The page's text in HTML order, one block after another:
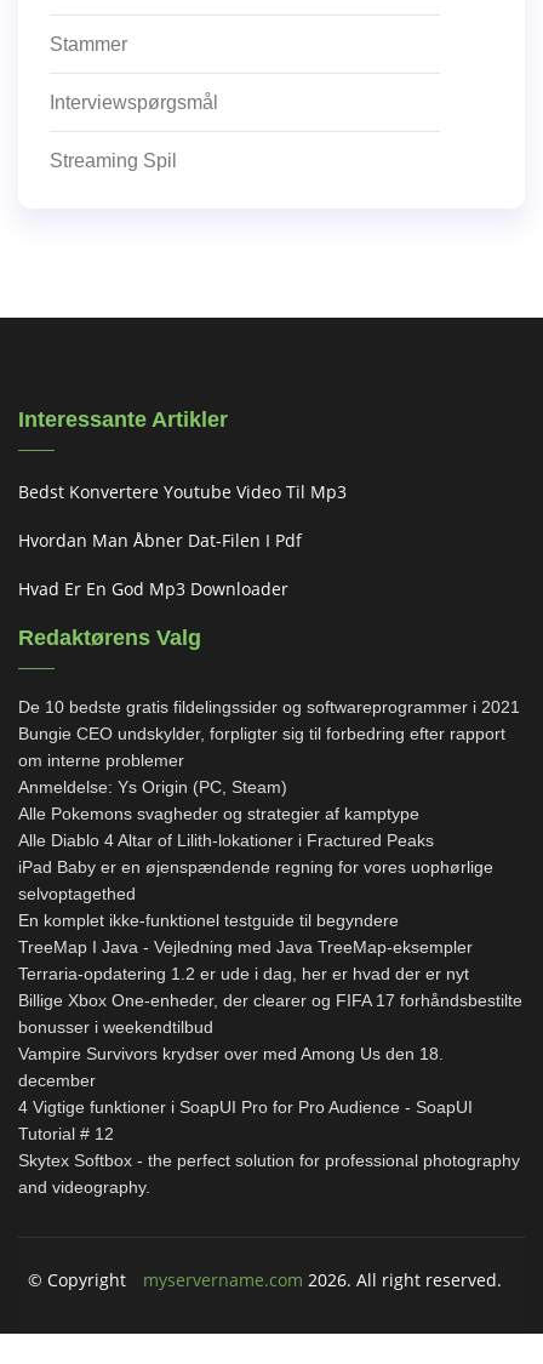
Stammer
Interviewspørgsmål
Streaming Spil
Interessante Artikler
Bedst Konvertere Youtube Video Til Mp3
Hvordan Man Åbner Dat-Filen I Pdf
Hvad Er En God Mp3 Downloader
Redaktørens Valg
De 10 bedste gratis fildelingssider og softwareprogrammer i 2021
Bungie CEO undskylder, forpligter sig til forbedring efter rapport
om interne problemer
Anmeldelse: Ys Origin (PC, Steam)
Alle Pokemons svagheder og strategier af kamptype
Alle Diablo 4 Altar of Lilith-lokationer i Fractured Peaks
iPad Baby er en øjenspændende regning for vores uophørlige
selvoptagethed
En komplet ikke-funktionel testguide til begyndere
TreeMap I Java - Vejledning med Java TreeMap-eksempler
Terraria-opdatering 1.2 er ude i dag, her er hvad der er nyt
Billige Xbox One-enheder, der clearer og FIFA 17 forhåndsbestilte
bonusser i weekendtilbud
Vampire Survivors krydser over med Among Us den 18.
december
4 Vigtige funktioner i SoapUI Pro for Pro Audience - SoapUI
Tutorial # 12
Skytex Softbox - the perfect solution for professional photography
and videography.
© Copyright myservername.com 2026. All right reserved.